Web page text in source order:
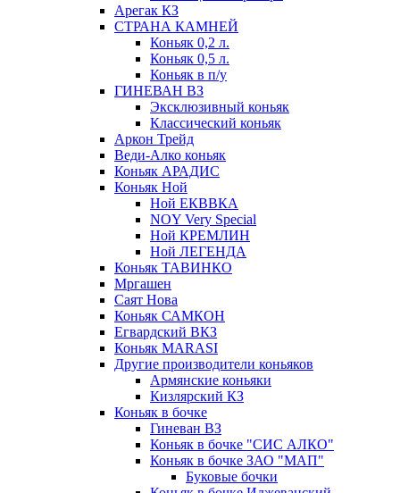
Арегак КЗ
СТРАНА КАМНЕЙ
Коньяк 0,2 л.
Коньяк 0,5 л.
Коньяк в п/у
ГИНЕВАН ВЗ
Эксклюзивный коньяк
Классический коньяк
Аркон Трейд
Веди-Алко коньяк
Коньяк АРАДИС
Коньяк Ной
Ной ЕКВВКА
NOY Very Special
Ной КРЕМЛИН
Ной ЛЕГЕНДА
Коньяк ТАВИНКО
Мргашен
Саят Нова
Коньяк САМКОН
Егвардский ВКЗ
Коньяк MARASI
Другие производители коньяков
Армянские коньяки
Кизлярский КЗ
Коньяк в бочке
Гиневан ВЗ
Коньяк в бочке "СИС АЛКО"
Коньяк в бочке ЗАО "МАП"
Буковые бочки